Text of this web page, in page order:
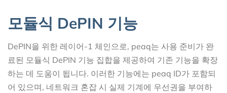
모듈식 DePIN 기능
DePIN을 위한 레이어-1 체인으로, peaq는 사용 준비가 완
료된 모듈식 DePIN 기능 집합을 제공하여 기존 기능을 확장
하는 데 도움이 됩니다. 이러한 기능에는 peaq ID가 포함되
어 있으며, 네트워크 혼잡 시 실제 기계에 우선권을 부여하